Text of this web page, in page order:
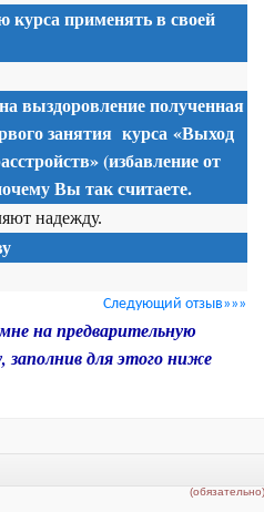
применять в своей
выздоровление полученная
занятия курса «Выход
(избавление от
Вы так считаете.
надежду.
Следующий отзыв»»»
на предварительную
заполнив для этого ниже